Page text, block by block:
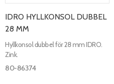
IDRO HYLLKONSOL DUBBEL
28 MM
Hyllkonsol dubbel för 28 mm IDRO.
Zink.
80-86374